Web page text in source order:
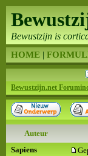
Bewustzijn.net
Auteur
Sapiens
Bewustzijn is
HOME |